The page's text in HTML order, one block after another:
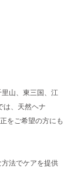
山、東三国、江
は、天然ヘナ
をご希望の方にも
法でケアを提供